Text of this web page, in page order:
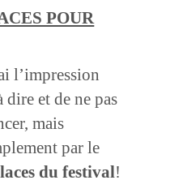
POUR
l’impression
dire et de ne pas
mais
par le
du festival!